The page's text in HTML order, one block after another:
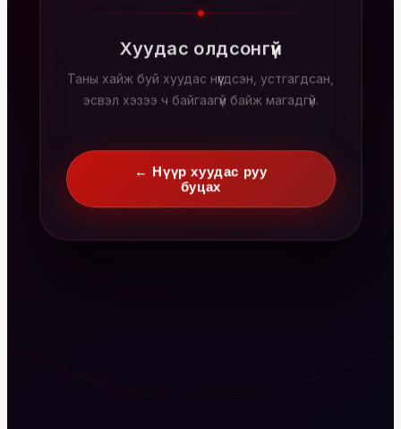
Хуудас олдсонгүй
Таны хайж буй хуудас нүүгдсэн, устгагдсан,
эсвэл хэзээ ч байгаагүй байж магадгүй.
← Нүүр хуудас руу
буцах